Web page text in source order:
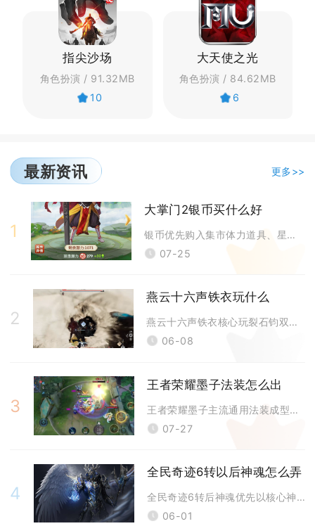
指尖沙场
角色扮演 / 91.32MB
10
大天使之光
角色扮演 / 84.62MB
6
最新资讯 更多>>
1
大掌门2银币买什么好
银币优先购入集市体力道具、星盘养成材料，其次分配给装备强化、核心弟子技
07-25
2
燕云十六声铁衣玩什么
燕云十六声铁衣核心玩裂石钧双切流，以陌刀焚此心为核心输出，横刀挂铁衣成
06-08
3
王者荣耀墨子法装怎么出
王者荣耀墨子主流通用法装成型顺序为冷静之靴、圣杯、回响之杖、博学者之怒
07-27
4
全民奇迹6转以后神魂怎么弄
全民奇迹6转后神魂优先以核心神魂养成、神魂部位搭配、神魂淬炼进阶、神魂
06-01